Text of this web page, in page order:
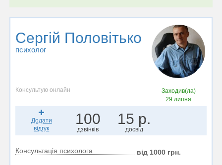
Сергій Половітько
психолог
Консультую онлайн
Заходив(ла)
29 липня
Додати
відгук
100
дзвінків
15 р.
досвід
Консультація психолога від 1000 грн.